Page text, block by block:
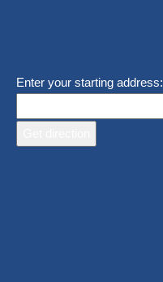
Enter your starting address: